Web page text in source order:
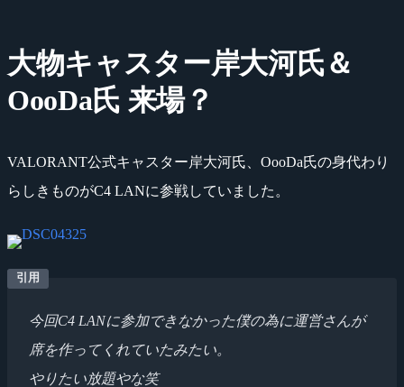
大物キャスター岸大河氏＆
OooDa氏 来場？
VALORANT公式キャスター岸大河氏、OooDa氏の身代わり
らしきものがC4 LANに参戦していました。
今回C4 LANに参加できなかった僕の為に運営さんが
席を作ってくれていたみたい。
やりたい放題やな笑